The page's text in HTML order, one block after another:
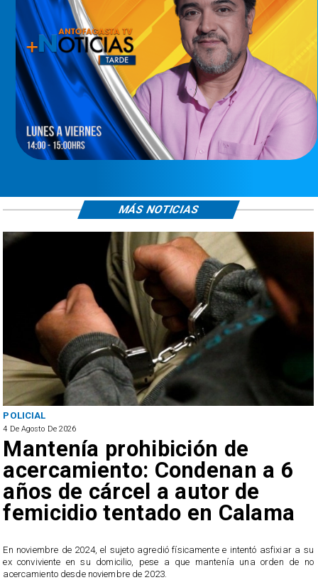
POLICIAL
4 De Agosto De 2026
Mantenía prohibición de
acercamiento: Condenan a 6
años de cárcel a autor de
femicidio tentado en Calama
En noviembre de 2024, el sujeto agredió físicamente e intentó asfixiar a su
ex conviviente en su domicilio, pese a que mantenía una orden de no
acercamiento desde noviembre de 2023.
MÁS NOTICIAS